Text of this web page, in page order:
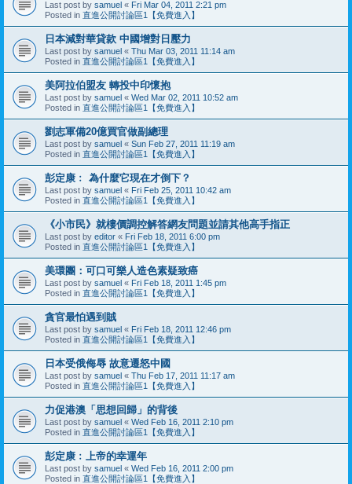
Last post by samuel « Fri Mar 04, 2011 2:21 pm
Posted in 直進公開討論區1【免費進入】
日本減對華貸款 中國增對日壓力
Last post by samuel « Thu Mar 03, 2011 11:14 am
Posted in 直進公開討論區1【免費進入】
美阿拉伯盟友 轉投中印懷抱
Last post by samuel « Wed Mar 02, 2011 10:52 am
Posted in 直進公開討論區1【免費進入】
劉志軍備20億買官做副總理
Last post by samuel « Sun Feb 27, 2011 11:19 am
Posted in 直進公開討論區1【免費進入】
彭定康﹕ 為什麼它現在才倒下？
Last post by samuel « Fri Feb 25, 2011 10:42 am
Posted in 直進公開討論區1【免費進入】
《小市民》就樓價調控解答網友問題並請其他高手指正
Last post by editor « Fri Feb 18, 2011 6:00 pm
Posted in 直進公開討論區1【免費進入】
美環團：可口可樂人造色素疑致癌
Last post by samuel « Fri Feb 18, 2011 1:45 pm
Posted in 直進公開討論區1【免費進入】
貪官最怕遇到賊
Last post by samuel « Fri Feb 18, 2011 12:46 pm
Posted in 直進公開討論區1【免費進入】
日本受俄侮辱 故意遷怒中國
Last post by samuel « Thu Feb 17, 2011 11:17 am
Posted in 直進公開討論區1【免費進入】
力促港澳「思想回歸」的背後
Last post by samuel « Wed Feb 16, 2011 2:10 pm
Posted in 直進公開討論區1【免費進入】
彭定康﹕上帝的幸運年
Last post by samuel « Wed Feb 16, 2011 2:00 pm
Posted in 直進公開討論區1【免費進入】